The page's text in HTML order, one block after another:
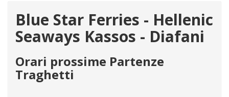
Blue Star Ferries - Hellenic
Seaways Kassos - Diafani
Orari prossime Partenze
Traghetti